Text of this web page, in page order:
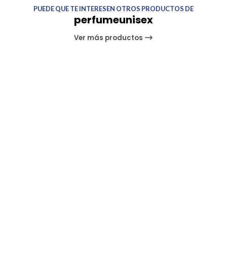
PUEDE QUE TE INTERESEN OTROS PRODUCTOS DE
perfumeunisex
Ver más productos